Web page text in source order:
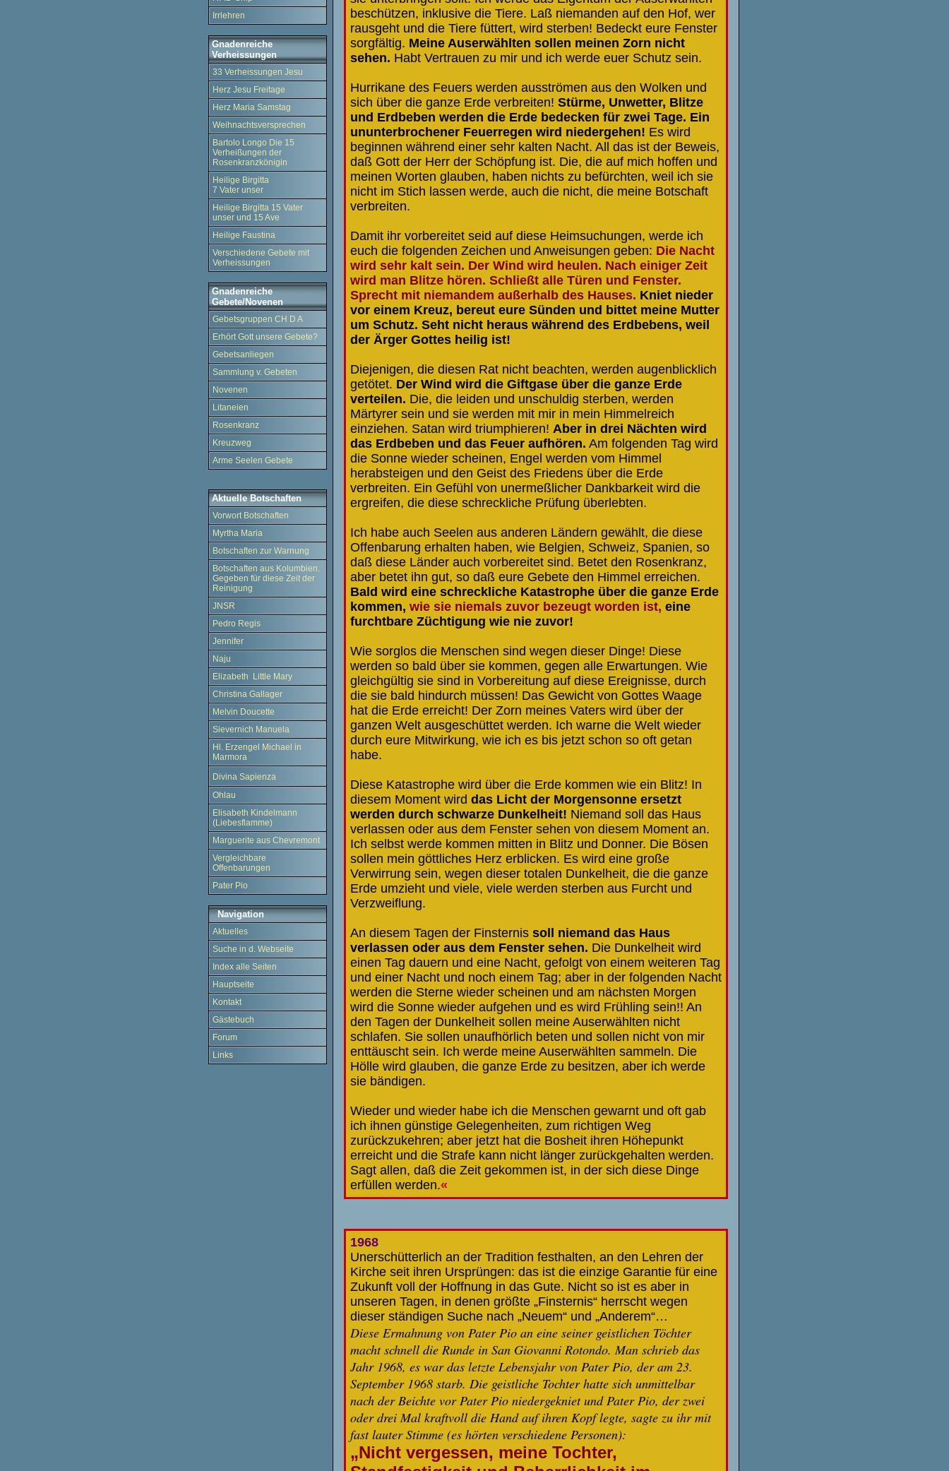
Irrlehren
Gnadenreiche
Verheissungen
33 Verheissungen Jesu
Herz Jesu Freitage
Herz Maria Samstag
Weihnachtsversprechen
Bartolo Longo Die 15
Verheißungen der
Rosenkranzkönigin
Heilige Birgitta
7 Vater unser
Heilige Birgitta 15 Vater
unser und 15 Ave
Heilige Faustina
Verschiedene Gebete mit
Verheissungen
Gnadenreiche
Gebete/Novenen
Gebetsgruppen CH D A
Erhört Gott unsere Gebete?
Gebetsanliegen
Sammlung v. Gebeten
Novenen
Litaneien
Rosenkranz
Kreuzweg
Arme Seelen Gebete
Aktuelle Botschaften
Vorwort Botschaften
Myrtha Maria
Botschaften zur Warnung
Botschaften aus Kolumbien.
Gegeben für diese Zeit der
Reinigung
JNSR
Pedro Regis
Jennifer
Naju
Elizabeth Little Mary
Christina Gallager
Melvin Doucette
Sievernich Manuela
Hl. Erzengel Michael in
Marmora
Divina Sapienza
Ohlau
Elisabeth Kindelmann
(Liebesflamme)
Marguerite aus Chevremont
Vergleichbare
Offenbarungen
Pater Pio
Navigation
Aktuelles
Suche in d. Webseite
Index alle Seiten
Hauptseite
Kontakt
Gästebuch
Forum
Links
beschützen, inklusive die Tiere. Laß niemanden auf den Hof, wer
rausgeht und die Tiere füttert, wird sterben! Bedeckt eure Fenster
sorgfältig. Meine Auserwählten sollen meinen Zorn nicht
sehen. Habt Vertrauen zu mir und ich werde euer Schutz sein.
Hurrikane des Feuers werden ausströmen aus den Wolken und
sich über die ganze Erde verbreiten! Stürme, Unwetter, Blitze
und Erdbeben werden die Erde bedecken für zwei Tage. Ein
ununterbrochener Feuerregen wird niedergehen! Es wird
beginnen während einer sehr kalten Nacht. All das ist der Beweis,
daß Gott der Herr der Schöpfung ist. Die, die auf mich hoffen und
meinen Worten glauben, haben nichts zu befürchten, weil ich sie
nicht im Stich lassen werde, auch die nicht, die meine Botschaft
verbreiten.
Damit ihr vorbereitet seid auf diese Heimsuchungen, werde ich
euch die folgenden Zeichen und Anweisungen geben: Die Nacht
wird sehr kalt sein. Der Wind wird heulen. Nach einiger Zeit
wird man Blitze hören. Schließt alle Türen und Fenster.
Sprecht mit niemandem außerhalb des Hauses. Kniet nieder
vor einem Kreuz, bereut eure Sünden und bittet meine Mutter
um Schutz. Seht nicht heraus während des Erdbebens, weil
der Ärger Gottes heilig ist!
Diejenigen, die diesen Rat nicht beachten, werden augenblicklich
getötet. Der Wind wird die Giftgase über die ganze Erde
verteilen. Die, die leiden und unschuldig sterben, werden
Märtyrer sein und sie werden mit mir in mein Himmelreich
einziehen. Satan wird triumphieren! Aber in drei Nächten wird
das Erdbeben und das Feuer aufhören. Am folgenden Tag wird
die Sonne wieder scheinen, Engel werden vom Himmel
herabsteigen und den Geist des Friedens über die Erde
verbreiten. Ein Gefühl von unermeßlicher Dankbarkeit wird die
ergreifen, die diese schreckliche Prüfung überlebten.
Ich habe auch Seelen aus anderen Ländern gewählt, die diese
Offenbarung erhalten haben, wie Belgien, Schweiz, Spanien, so
daß diese Länder auch vorbereitet sind. Betet den Rosenkranz,
aber betet ihn gut, so daß eure Gebete den Himmel erreichen.
Bald wird eine schreckliche Katastrophe über die ganze Erde
kommen, wie sie niemals zuvor bezeugt worden ist, eine
furchtbare Züchtigung wie nie zuvor!
Wie sorglos die Menschen sind wegen dieser Dinge! Diese
werden so bald über sie kommen, gegen alle Erwartungen. Wie
gleichgültig sie sind in Vorbereitung auf diese Ereignisse, durch
die sie bald hindurch müssen! Das Gewicht von Gottes Waage
hat die Erde erreicht! Der Zorn meines Vaters wird über der
ganzen Welt ausgeschüttet werden. Ich warne die Welt wieder
durch eure Mitwirkung, wie ich es bis jetzt schon so oft getan
habe.
Diese Katastrophe wird über die Erde kommen wie ein Blitz! In
diesem Moment wird das Licht der Morgensonne ersetzt
werden durch schwarze Dunkelheit! Niemand soll das Haus
verlassen oder aus dem Fenster sehen von diesem Moment an.
Ich selbst werde kommen mitten in Blitz und Donner. Die Bösen
sollen mein göttliches Herz erblicken. Es wird eine große
Verwirrung sein, wegen dieser totalen Dunkelheit, die die ganze
Erde umzieht und viele, viele werden sterben aus Furcht und
Verzweiflung.
An diesem Tagen der Finsternis soll niemand das Haus
verlassen oder aus dem Fenster sehen. Die Dunkelheit wird
einen Tag dauern und eine Nacht, gefolgt von einem weiteren Tag
und einer Nacht und noch einem Tag; aber in der folgenden Nacht
werden die Sterne wieder scheinen und am nächsten Morgen
wird die Sonne wieder aufgehen und es wird Frühling sein!! An
den Tagen der Dunkelheit sollen meine Auserwählten nicht
schlafen. Sie sollen unaufhörlich beten und sollen nicht von mir
enttäuscht sein. Ich werde meine Auserwählten sammeln. Die
Hölle wird glauben, die ganze Erde zu besitzen, aber ich werde
sie bändigen.
Wieder und wieder habe ich die Menschen gewarnt und oft gab
ich ihnen günstige Gelegenheiten, zum richtigen Weg
zurückzukehren; aber jetzt hat die Bosheit ihren Höhepunkt
erreicht und die Strafe kann nicht länger zurückgehalten werden.
Sagt allen, daß die Zeit gekommen ist, in der sich diese Dinge
erfüllen werden.«
1968
Unerschütterlich an der Tradition festhalten, an den Lehren der
Kirche seit ihren Ursprüngen: das ist die einzige Garantie für eine
Zukunft voll der Hoffnung in das Gute. Nicht so ist es aber in
unseren Tagen, in denen größte „Finsternis“ herrscht wegen
dieser ständigen Suche nach „Neuem“ und „Anderem“…
Diese Ermahnung von Pater Pio an eine seiner geistlichen Töchter
macht schnell die Runde in San Giovanni Rotondo. Man schrieb das
Jahr 1968, es war das letzte Lebensjahr von Pater Pio, der am 23.
September 1968 starb. Die geistliche Tochter hatte sich unmittelbar
nach der Beichte vor Pater Pio niedergekniet und Pater Pio, der zwei
oder drei Mal kraftvoll die Hand auf ihren Kopf legte, sagte zu ihr mit
fast lauter Stimme (es hörten verschiedene Personen):
„Nicht vergessen, meine Tochter,